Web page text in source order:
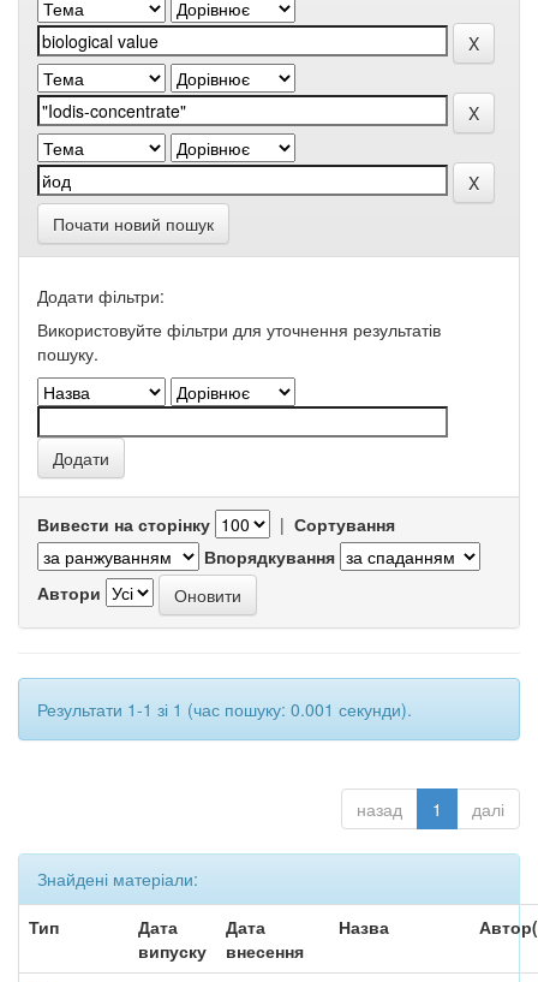
Почати новий пошук
Додати фільтри:
Використовуйте фільтри для уточнення результатів
пошуку.
Вивести на сторінку | Сортування
Впорядкування
Автори
Результати 1-1 зі 1 (час пошуку: 0.001 секунди).
назад 1 далі
Знайдені матеріали:
Тип
Дата
випуску
Дата
внесення
Назва